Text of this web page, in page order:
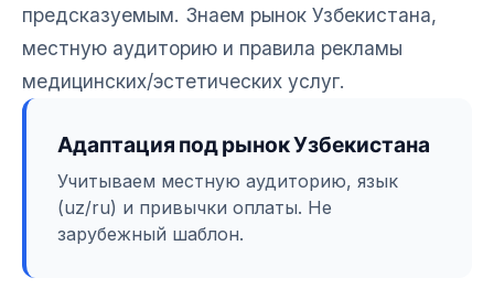
предсказуемым. Знаем рынок Узбекистана,
местную аудиторию и правила рекламы
медицинских/эстетических услуг.
Адаптация под рынок Узбекистана
Учитываем местную аудиторию, язык
(uz/ru) и привычки оплаты. Не
зарубежный шаблон.